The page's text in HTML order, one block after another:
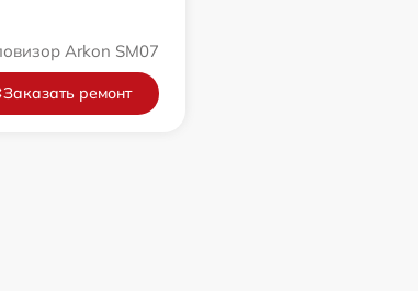
Arkon SM07
Заказать ремонт